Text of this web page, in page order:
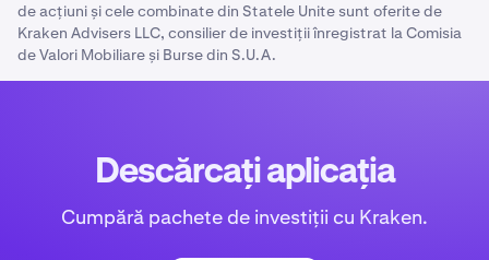
de acțiuni și cele combinate din Statele Unite sunt oferite de
Kraken Advisers LLC, consilier de investiții înregistrat la Comisia
de Valori Mobiliare și Burse din S.U.A.
Descărcați aplicația
Cumpără pachete de investiții cu Kraken.